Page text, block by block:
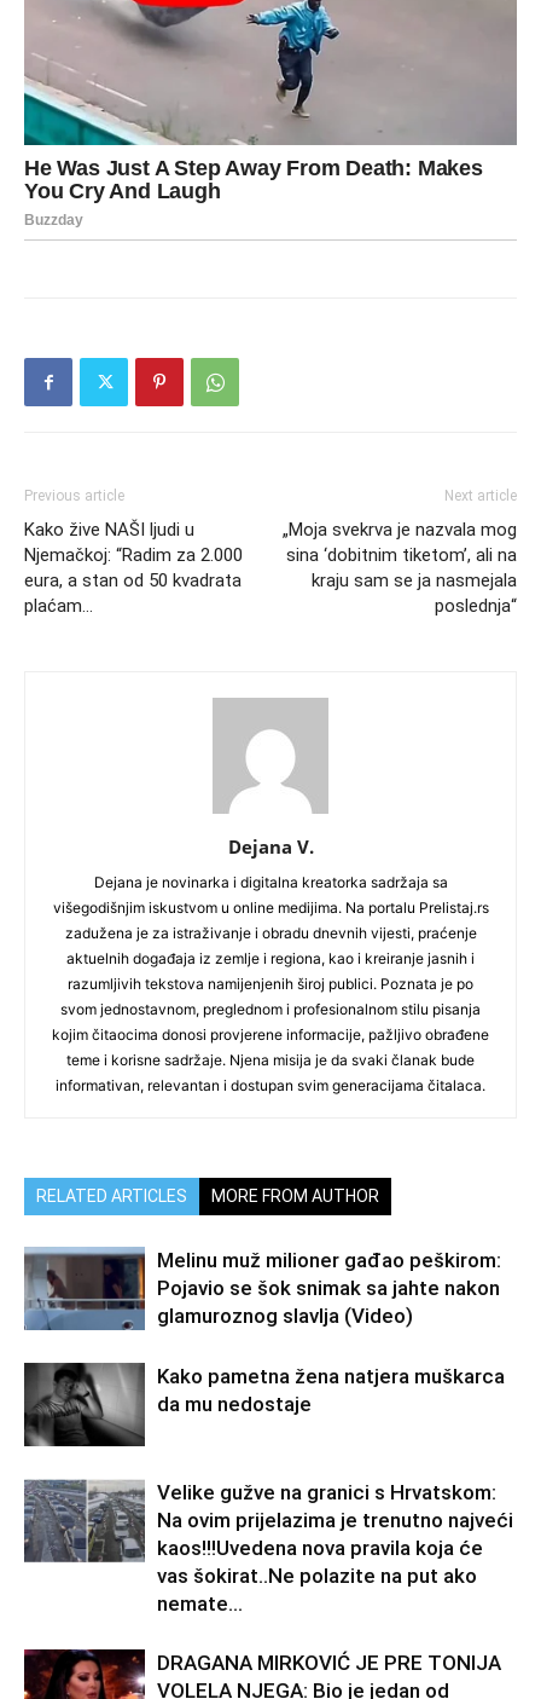
Previous article
Kako žive NAŠI ljudi u
Njemačkoj: “Radim za 2.000
eura, a stan od 50 kvadrata
plaćam…
Next article
„Moja svekrva je nazvala mog
sina ‘dobitnim tiketom’, ali na
kraju sam se ja nasmejala
poslednja“
Dejana V.
Dejana je novinarka i digitalna kreatorka sadržaja sa
višegodišnjim iskustvom u online medijima. Na portalu Prelistaj.rs
zadužena je za istraživanje i obradu dnevnih vijesti, praćenje
aktuelnih događaja iz zemlje i regiona, kao i kreiranje jasnih i
razumljivih tekstova namijenjenih široj publici. Poznata je po
svom jednostavnom, preglednom i profesionalnom stilu pisanja
kojim čitaocima donosi provjerene informacije, pažljivo obrađene
teme i korisne sadržaje. Njena misija je da svaki članak bude
informativan, relevantan i dostupan svim generacijama čitalaca.
RELATED ARTICLES MORE FROM AUTHOR
Melinu muž milioner gađao peškirom:
Pojavio se šok snimak sa jahte nakon
glamuroznog slavlja (Video)
Kako pametna žena natjera muškarca
da mu nedostaje
Velike gužve na granici s Hrvatskom:
Na ovim prijelazima je trenutno najveći
kaos!!!Uvedena nova pravila koja će
vas šokirat..Ne polazite na put ako
nemate...
DRAGANA MIRKOVIĆ JE PRE TONIJA
VOLELA NJEGA: Bio je jedan od